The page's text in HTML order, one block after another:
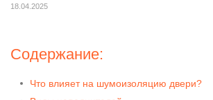
18.04.2025
Содержание:
Что влияет на шумоизоляцию двери?